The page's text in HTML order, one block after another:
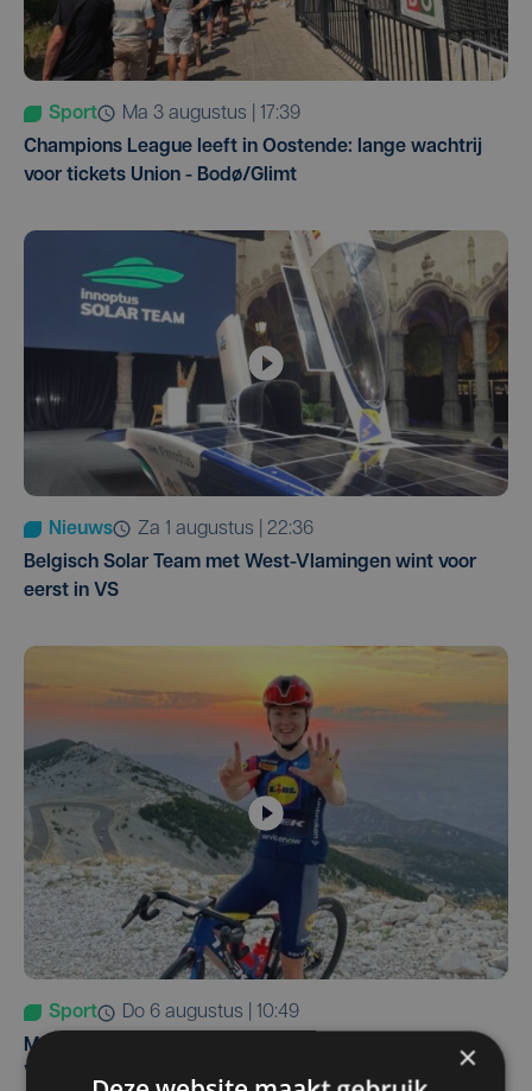
Sport
ma 3 augustus | 17:39
Champions League leeft in Oostende: lange wachtrij
voor tickets Union - Bodø/Glimt
Nieuws
za 1 augustus | 22:36
Belgisch Solar Team met West-Vlamingen wint voor
eerst in VS
Sport
do 6 augustus | 10:49
Margot Vanpachtenbeke beklimt zeven keer de Mont
Ventoux
×